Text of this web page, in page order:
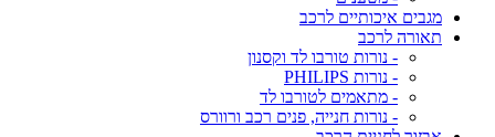
מגבים איכותיים לרכב
תאורה לרכב
- נורות טורבו לד וקסנון
- נורות PHILIPS
- מתאמים לטורבו לד
- נורות חנייה, פנים רכב ורוורס